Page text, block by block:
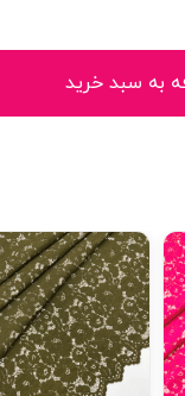
به سبد خرید